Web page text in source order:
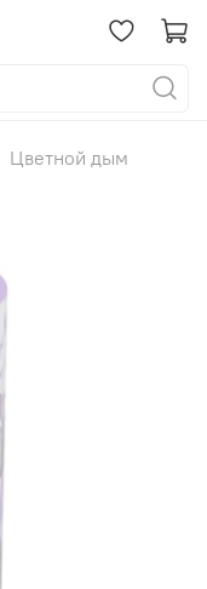
Цветной дым